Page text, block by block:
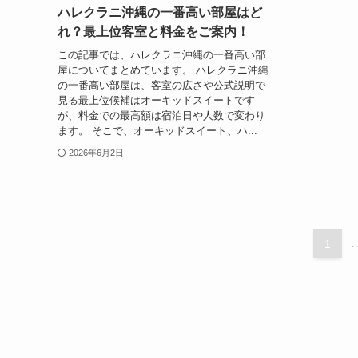
ハレクラニ沖縄の一番高い部屋はど
れ？最上位客室と料金をご案内！
この記事では、ハレクラニ沖縄の一番高い部
屋についてまとめています。 ハレクラニ沖縄
の一番高い部屋は、客室の広さや公式説明で
見る最上位候補はオーキッドスイートです
が、料金での最高額は宿泊日や人数で変わり
ます。 そこで、オーキッドスイート、ハ...
2026年6月2日
1